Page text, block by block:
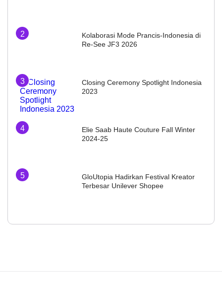
Kolaborasi Mode Prancis-Indonesia di
Re-See JF3 2026
Closing Ceremony Spotlight Indonesia
2023
Elie Saab Haute Couture Fall Winter
2024-25
GloUtopia Hadirkan Festival Kreator
Terbesar Unilever Shopee